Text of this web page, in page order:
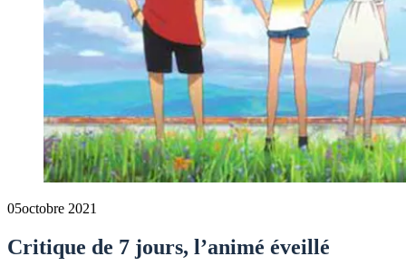
05octobre 2021
Critique de 7 jours, l’animé éveillé